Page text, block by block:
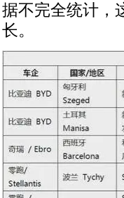
据不完全统计，
长。